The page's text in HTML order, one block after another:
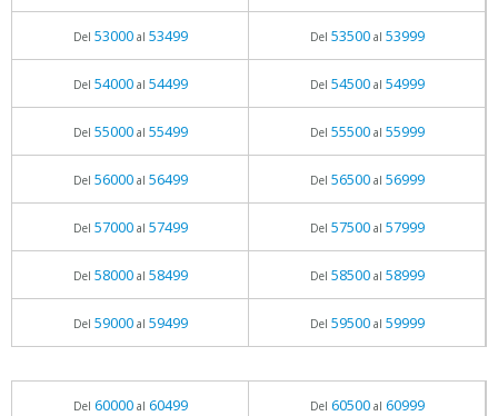
Del 53000al 53499 Del 53500al 53999
Del 54000al 54499 Del 54500al 54999
Del 55000al 55499 Del 55500al 55999
Del 56000al 56499 Del 56500al 56999
Del 57000al 57499 Del 57500al 57999
Del 58000al 58499 Del 58500al 58999
Del 59000al 59499 Del 59500al 59999
Del 60000al 60499 Del 60500al 60999